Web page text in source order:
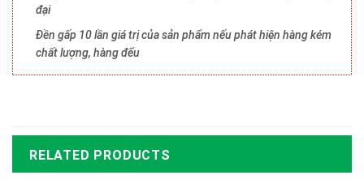
đại
Đền gấp 10 lần giá trị của sản phẩm nếu phát hiện hàng kém
chất lượng, hàng đểu
RELATED PRODUCTS